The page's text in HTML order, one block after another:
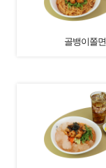
골뱅이쫄면